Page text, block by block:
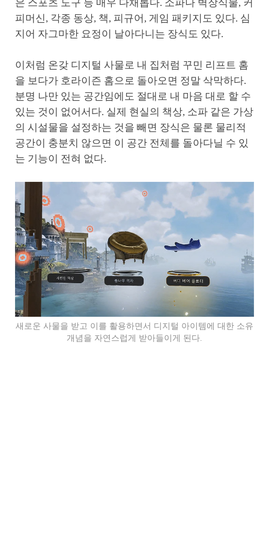
은 스포츠 도구 등 매우 다채롭다. 소파나 벽장식물, 커
피머신, 각종 동상, 책, 피규어, 게임 패키지도 있다. 심
지어 자그마한 요정이 날아다니는 장식도 있다.
이처럼 온갖 디지털 사물로 내 집처럼 꾸민 리프트 홈
을 보다가 호라이즌 홈으로 돌아오면 정말 삭막하다.
분명 나만 있는 공간임에도 절대로 내 마음 대로 할 수
있는 것이 없어서다. 실제 현실의 책상, 소파 같은 가상
의 시설물을 설정하는 것을 빼면 장식은 물론 물리적
공간이 충분치 않으면 이 공간 전체를 돌아다닐 수 있
는 기능이 전혀 없다.
새로운 사물을 받고 이를 활용하면서 디지털 아이템에 대한 소유
개념을 자연스럽게 받아들이게 된다.